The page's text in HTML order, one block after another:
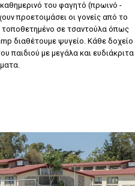
του φαγητό (πρωινό -
προετοιμάσει οι γονείς από το
τοποθετημένο σε τσαντούλα όπως
διαθέτουμε ψυγείο. Κάθε δοχείο
παιδιού με μεγάλα και ευδιάκριτα